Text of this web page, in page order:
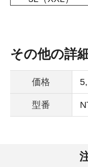
その他の詳
価格
型番